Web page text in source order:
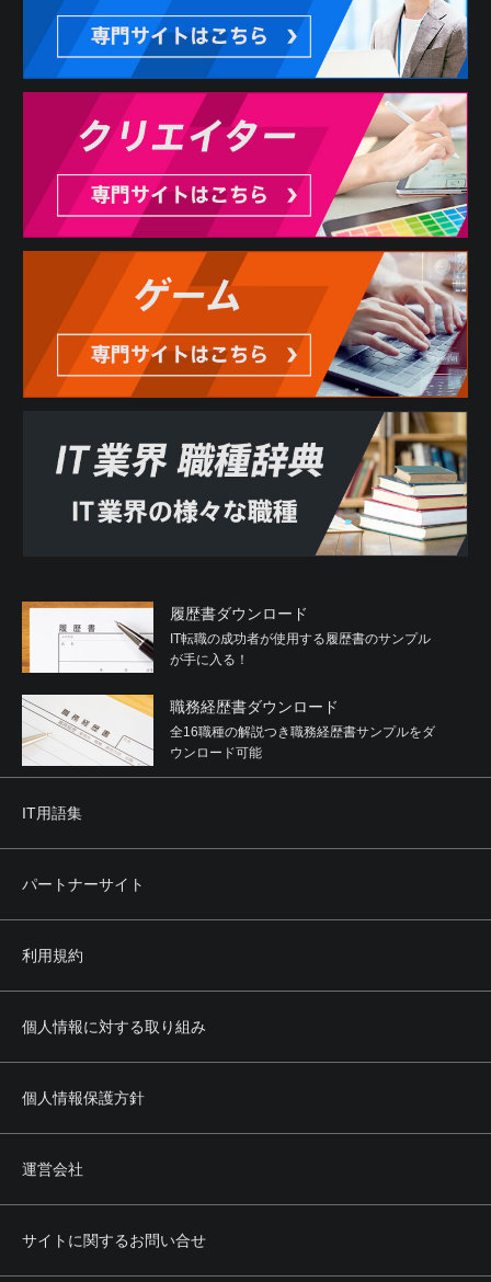
履歴書ダウンロード
IT転職の成功者が使用する履歴書のサンプル
が手に入る！
職務経歴書ダウンロード
全16職種の解説つき職務経歴書サンプルをダ
ウンロード可能
IT用語集
パートナーサイト
利用規約
個人情報に対する取り組み
個人情報保護方針
運営会社
サイトに関するお問い合せ